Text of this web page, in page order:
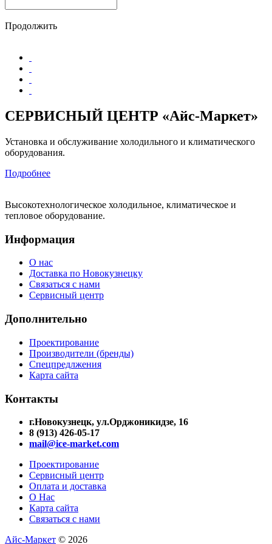
Продолжить
СЕРВИСНЫЙ ЦЕНТР «Айс-Маркет»
Установка и обслуживание холодильного и климатического
оборудования.
Подробнее
Высокотехнологическое холодильное, климатическое и
тепловое оборудование.
Информация
О нас
Доставка по Новокузнецку
Связаться с нами
Сервисный центр
Дополнительно
Проектирование
Производители (бренды)
Спецпредлжения
Карта сайта
Контакты
г.Новокузнецк, ул.Орджоникидзе, 16
8 (913) 426-05-17
mail@ice-market.com
Проектирование
Сервисный центр
Оплата и доставка
О Нас
Карта сайта
Связаться с нами
Айс-Маркет © 2026